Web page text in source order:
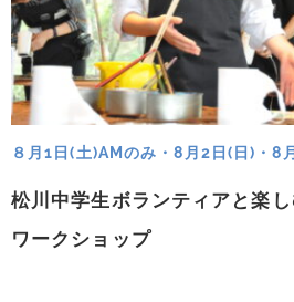
８月1日(土)AMのみ・8月2日(日)・8
松川中学生ボランティアと楽
ワークショップ